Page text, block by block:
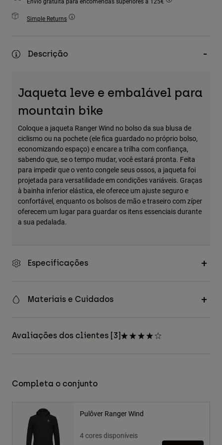
Accessories
Hats & Caps
Simple Returns
Descrição
Jaqueta leve e embalável para
mountain bike
Coloque a jaqueta Ranger Wind no bolso da sua blusa de
ciclismo ou na pochete (ele fica guardado no próprio bolso,
economizando espaço) e encare a trilha com confiança,
sabendo que, se o tempo mudar, você estará pronta. Feita
para impedir que o vento congele seus ossos, a jaqueta foi
projetada para versatilidade em condições variáveis. Graças
à bainha inferior elástica, ele oferece um ajuste seguro e
confortável, enquanto os bolsos de mão e traseiro com zíper
oferecem um lugar para guardar os itens essenciais durante
a sua pedalada.
Especificações
Materiais e Cuidados
Avaliações dos clientes [3]
Completa o conjunto
Pulôver Ranger Wind
4 cores disponíveis